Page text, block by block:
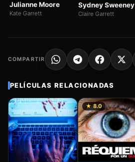
Julianne Moore
Kate Garrett
Sydney Sweeney
Claire Garrett
COMPARTIR
PELÍCULAS RELACIONADAS
★ 8.0